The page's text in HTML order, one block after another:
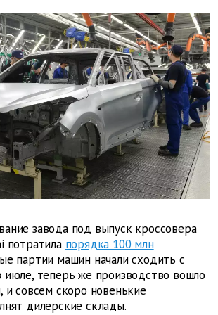
завода под выпуск кроссовера
потратила порядка 100 млн
партии машин начали сходить с
теперь же производство вошло
и совсем скоро новенькие
дилерские склады.